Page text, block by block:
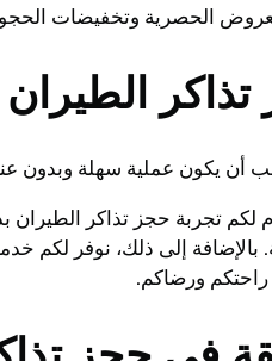
الحصرية وتخفيضات
الطيران
أن يكون عملية سهلة وبدون
لكم تجربة حجز تذاكر الطيران
إلى ذلك، نوفر لكم
ورضاكم.